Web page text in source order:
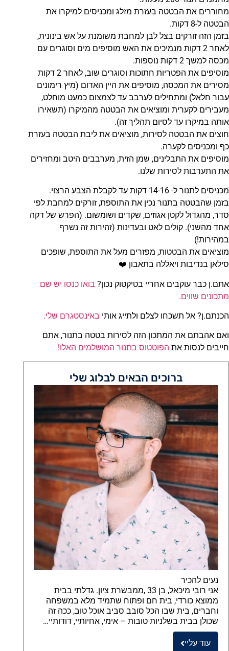
ברוכים הבאים לבלוג שלי
נעים להכיר
אני רובי מיכאל, בן 33 ,ממבשרת ציון. גדלתי בבית
ממוצא כורדי, בית חם ופתוח שתמיד מלא במשפחה
וחברים, בית שבו הכל סובב סביב אוכל טוב, ככה זה
שכולן בבית בשלניות טובות – אימי, אחיותיי, דודותיי…
עוד עליי
מחוררים את הבטטה בעזרת מזלג ומכניסים למיקרו את
הבטטה ל-8 דקות.
בזמן הזה זורקים בצל לבן למחבת משומנת על אש בינונית,
לאחר 2 דקות מנמיכים את האש מוסיפים מים וסוגרים עם
מכסה למשך 2 דקות נוספות.
מוסיפים את הפטריות חתוכות וסוגרים שוב, לאחר 2 דקות
מסירים את המכסה, מוסיפים את היין האדום (מיץ רימונים
עבור חלאל) ומתחילים לערבב עד לצמצום כמעט מוחלט,
מעבירים לקערית ומוציאים את הבטטה מהמיקרו (תשאירו
אותה במיקרו עד לסיום תהליך זה).
חוצים את הבטטה לסירות, מוציאים את ליבת הבטטה בעזרת
כף ומכניסים לקערה.
מוסיפים את התבלינים, שמן הזית, מערבבים היטב ומחזירים
את התערבות לסירות שלנו.
מכניסים לתנור ל- 14-16 דקות עד לקבלת הצבע הרצוי.
בזמן שהבטטה בתנור נכין את התוספת, זורקים למחבת לפי
סדר, מהגדול לקטן אגוזים, שקדים ושומשום. (הפרש של דקה
אחד מהשני). קולים לאט ובעדינות (זהירות זה נשרף
במהירות!)
מוציאים את הבטטות, מפזרים מעל את התוספת, שופכים
סילאן בנדיבות ויאללה בתאבון ❤️
אתם.ן כבר עוקבים אחריי בטיקטוק נכון? בואו כנסו יש שם
מתכונים שווים.
הכנתם.ן? אל תשכחו לצלם ולתייג אותי באינסטגרם שלי.
ואם אהבתם את המתכון הזה לסירות בטטה בתנור, אתם
חייבים לנסות את הפוטטוס בתנור המושלמים האלו!